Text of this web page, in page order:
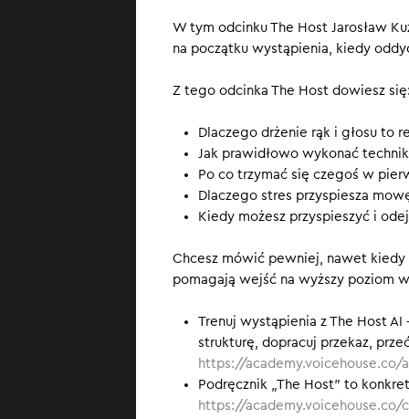
oddechowa
ustawić ciało
W tym odcinku The Host Jarosław
na początku wystąpienia, kiedy
Z tego odcinka The Host dowiesz
Dlaczego drżenie rąk i głosu to
Jak prawidłowo wykonać
Po co trzymać się czegoś w
Dlaczego stres przyspiesza
Kiedy możesz przyspieszyć i
Chcesz mówić pewniej, nawet kiedy
pomagają wejść na wyższy poziom
Trenuj wystąpienia z The Host
strukturę, dopracuj przekaz,
https://
Podręcznik „The Host” to
https://